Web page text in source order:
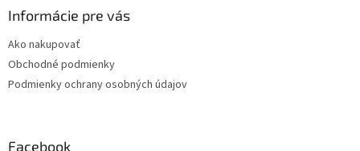
Informácie pre vás
Ako nakupovať
Obchodné podmienky
Podmienky ochrany osobných údajov
Facebook